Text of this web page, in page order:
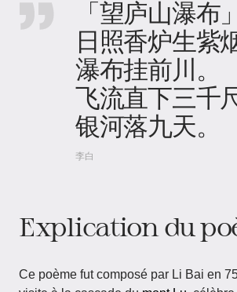
「望庐山瀑布」
日照香炉生紫
瀑布挂前川。
飞流直下三千
银河落九天。
李白
Explication du
Ce poème fut composé par Li Bai en